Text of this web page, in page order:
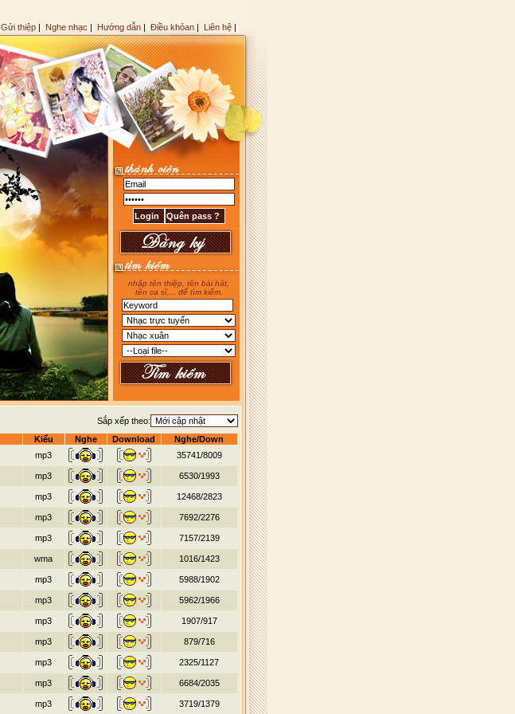
Gửi thiệp | Nghe nhạc | Hướng dẫn | Điều khỏan | Liên hệ |
nhập tên thiệp, tên bài hát,
tên ca sĩ,... để tìm kiếm.
Sắp xếp theo:
Kiểu Nghe Download
Nghe/Down
mp3 35741/8009
mp3 6530/1993
mp3 12468/2823
mp3 7692/2276
mp3 7157/2139
wma 1016/1423
mp3 5988/1902
mp3 5962/1966
mp3 1907/917
mp3 879/716
mp3 2325/1127
mp3 6684/2035
mp3 3719/1379